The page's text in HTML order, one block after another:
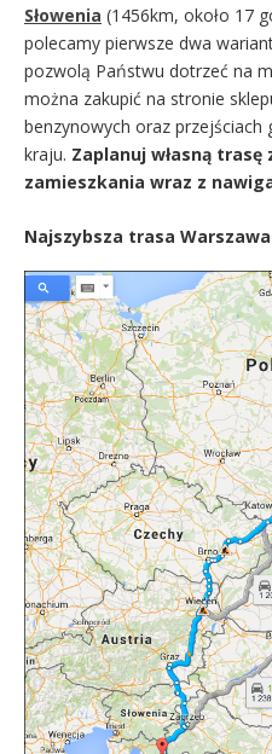
Słowenia (1456km, około 17
polecamy pierwsze dwa
pozwolą Państwu dotrzeć na
można zakupić na stronie
benzynowych oraz przejściach
kraju. Zaplanuj własną
zamieszkania wraz z
Najszybsza trasa